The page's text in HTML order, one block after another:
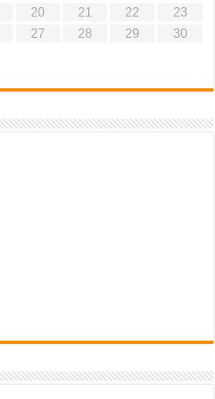
20 21 22
23
27 28 29
30